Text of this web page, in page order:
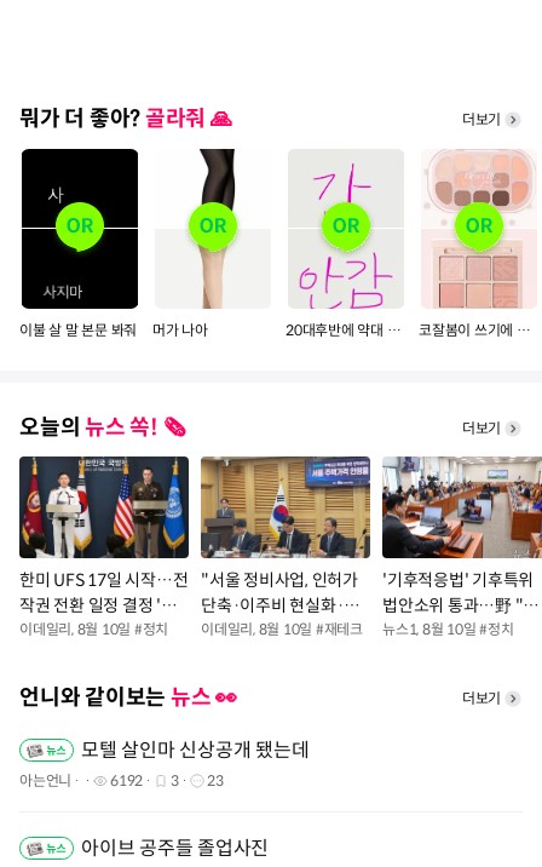
뭐가 더 좋아?골라줘 🙏 더보기
이불 살 말 본문 봐줘 머가 나아 20대후반에 약대 보내주면 감? 코잘봄이 쓰기에 더 좋은팔레트 골라줘용
오늘의 뉴스 쏙! 🗞️ 더보기
한미 UFS 17일 시작…전
작권 전환 일정 결정 '분
수령'(종합)
이데일리 , 8월 10일 #정치
"서울 정비사업, 인허가
단축·이주비 현실화·분
쟁 해소 필요"
이데일리 , 8월 10일 #재테크
'기후적응법' 기후특위
법안소위 통과…野 "본
회의 통과에 최선"
뉴스1, 8월 10일 #정치
언니와 같이보는 뉴스 👀 더보기
모텔 살인마 신상공개 됐는데
아는언니 6192 3 23
아이브 공주들 졸업사진